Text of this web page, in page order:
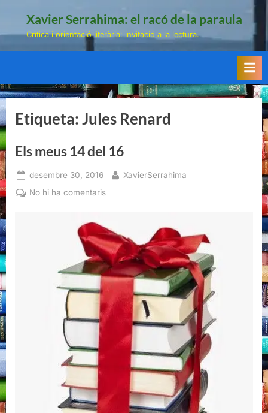
Xavier Serrahima: el racó de la paraula
Crítica i orientació literària: invitació a la lectura.
Etiqueta:Jules Renard
Els meus 14 del 16
Posted
on
desembre 30, 2016 By
XavierSerrahima
No hi ha comentarisa
14
del
16